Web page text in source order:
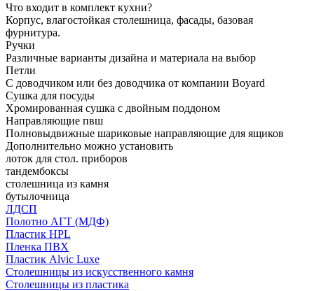
Что входит в комплект кухни?
Корпус, влагостойкая столешница, фасады, базовая
фурнитура.
Ручки
Различные варианты дизайна и материала на выбор
Петли
С доводчиком или без доводчика от компании Boyard
Сушка для посуды
Хромированная сушка с двойным поддоном
Направляющие пвш
Полновыдвижные шариковые направляющие для ящиков
Дополнительно можно установить
лоток для стол. приборов
тандембоксы
столешница из камня
бутылочница
ЛДСП
Полотно АГТ (МДФ)
Пластик HPL
Пленка ПВХ
Пластик Alvic Luxe
Столешницы из искусственного камня
Столешницы из пластика